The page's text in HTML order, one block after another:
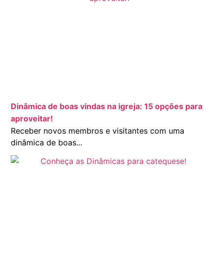
Dinâmica de boas vindas na igreja: 15 opções para
aproveitar!
Receber novos membros e visitantes com uma
dinâmica de boas...